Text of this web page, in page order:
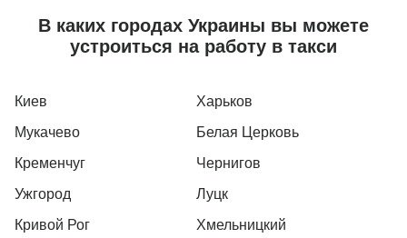
В каких городах Украины вы можете
устроиться на работу в такси
Киев
Харьков
Мукачево
Белая Церковь
Кременчуг
Чернигов
Ужгород
Луцк
Кривой Рог
Хмельницкий